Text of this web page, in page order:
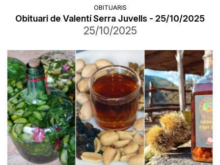
OBITUARIS
Obituari de Valentí Serra Juvells - 25/10/2025
25/10/2025